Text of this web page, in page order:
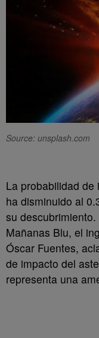
Source: unsplash.com
La probabilidad de
ha disminuido al
su
Mañanas Blu, el
Óscar Fuentes,
de impacto del
representa una